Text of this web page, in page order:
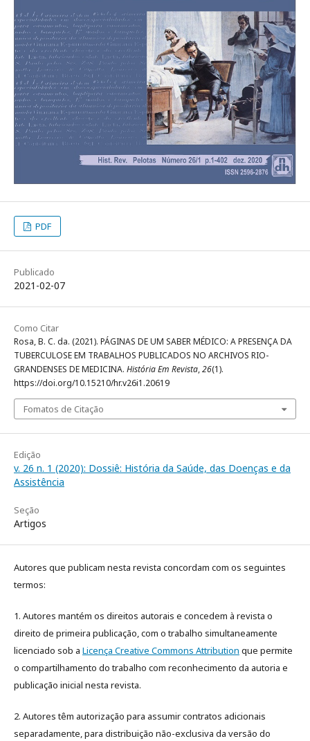
PDF
Publicado
2021-02-07
Como Citar
Rosa, B. C. da. (2021). PÁGINAS DE UM SABER MÉDICO: A PRESENÇA DA
TUBERCULOSE EM TRABALHOS PUBLICADOS NO ARCHIVOS RIO-
GRANDENSES DE MEDICINA. História Em Revista,26(1).
https://doi.org/10.15210/hr.v26i1.20619
Fomatos de Citação
Edição
v. 26 n. 1 (2020): Dossiê: História da Saúde, das Doenças e da
Assistência
Seção
Artigos
Autores que publicam nesta revista concordam com os seguintes
termos:
1. Autores mantém os direitos autorais e concedem à revista o
direito de primeira publicação, com o trabalho simultaneamente
licenciado sob a Licença Creative Commons Attribution que permite
o compartilhamento do trabalho com reconhecimento da autoria e
publicação inicial nesta revista.
2. Autores têm autorização para assumir contratos adicionais
separadamente, para distribuição não-exclusiva da versão do